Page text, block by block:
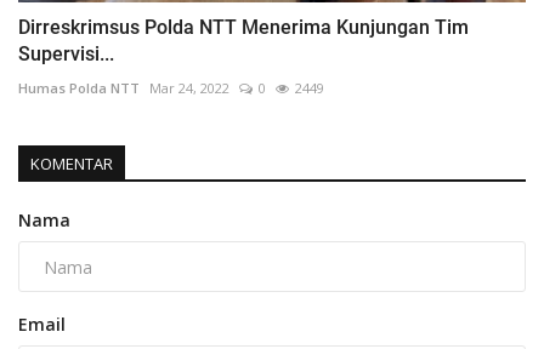
Dirreskrimsus Polda NTT Menerima Kunjungan Tim
Supervisi...
Humas Polda NTT Mar 24, 2022 0 2449
KOMENTAR
Nama
Email